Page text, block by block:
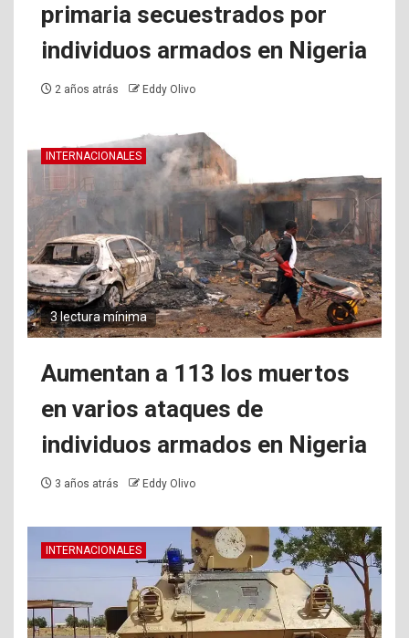
primaria secuestrados por
individuos armados en Nigeria
2 años atrás Eddy Olivo
INTERNACIONALES
3 lectura mínima
Aumentan a 113 los muertos
en varios ataques de
individuos armados en Nigeria
3 años atrás Eddy Olivo
INTERNACIONALES